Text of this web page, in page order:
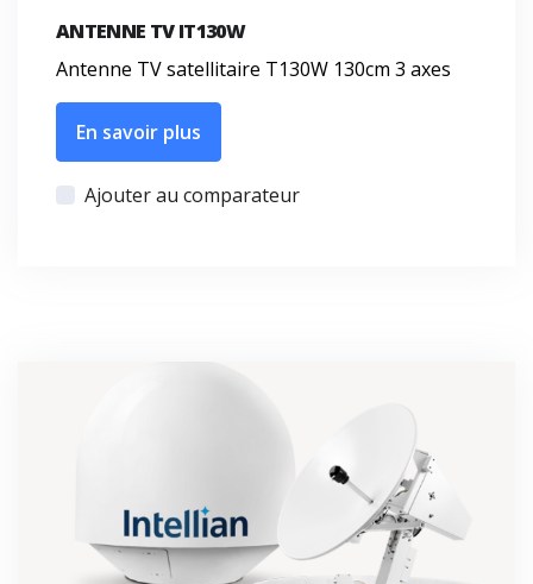
ANTENNE TV IT130W
Antenne TV satellitaire T130W 130cm 3 axes
En savoir plus
Ajouter au comparateur